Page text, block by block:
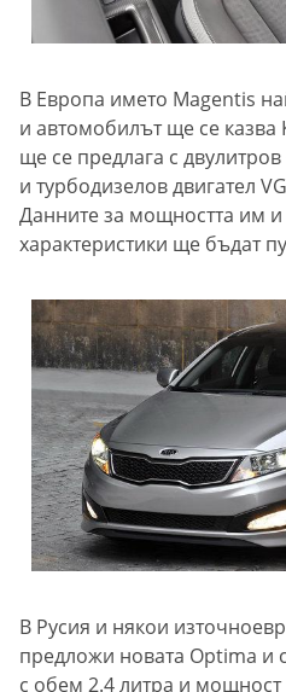
В Европа името Magentis
и автомобилът ще се казва
ще се предлага с
и турбодизелов двигател
Данните за мощността им
характеристики ще бъдат
В Русия и някои
предложи новата Optima и
с обем 2.4 литра и мощност